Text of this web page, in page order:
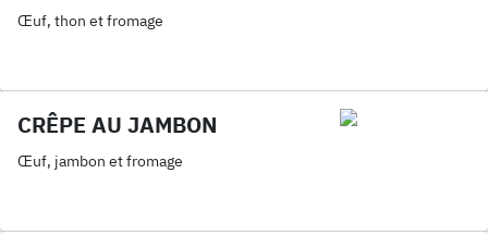
Œuf, thon et fromage
CRÊPE AU JAMBON
Œuf, jambon et fromage